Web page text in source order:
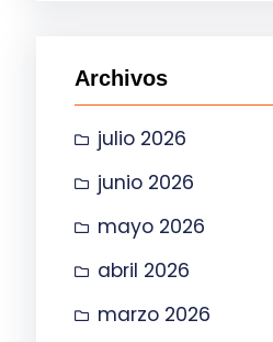
a
Archivos
julio 2026
junio 2026
mayo 2026
abril 2026
marzo 2026